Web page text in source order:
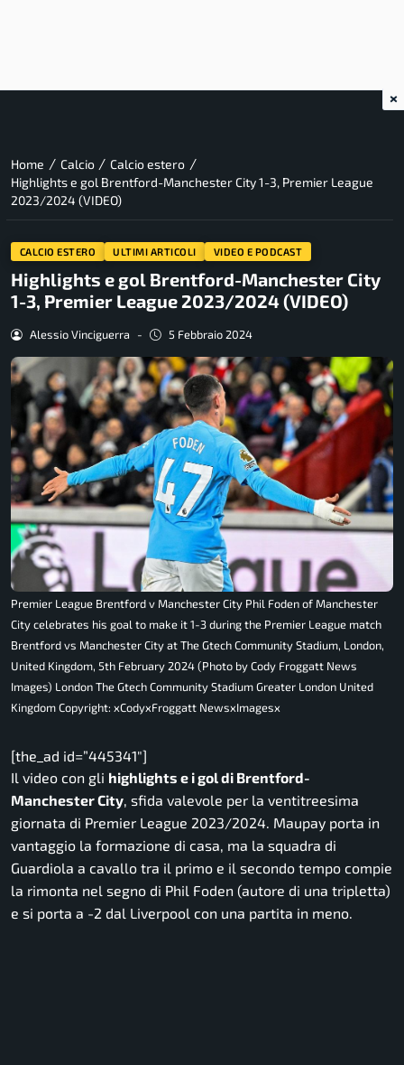
Home / Calcio / Calcio estero /
Highlights e gol Brentford-Manchester City 1-3, Premier League
2023/2024 (VIDEO)
CALCIO ESTERO ULTIMI ARTICOLI VIDEO E PODCAST
Highlights e gol Brentford-Manchester City
1-3, Premier League 2023/2024 (VIDEO)
Alessio Vinciguerra - 5 Febbraio 2024
Premier League Brentford v Manchester City Phil Foden of Manchester
City celebrates his goal to make it 1-3 during the Premier League match
Brentford vs Manchester City at The Gtech Community Stadium, London,
United Kingdom, 5th February 2024 (Photo by Cody Froggatt News
Images) London The Gtech Community Stadium Greater London United
Kingdom Copyright: xCodyxFroggatt NewsxImagesx
[the_ad id=”445341″]
Il video con gli highlights e i gol di Brentford-
Manchester City, sfida valevole per la ventitreesima
giornata di Premier League 2023/2024. Maupay porta in
vantaggio la formazione di casa, ma la squadra di
Guardiola a cavallo tra il primo e il secondo tempo compie
la rimonta nel segno di Phil Foden (autore di una tripletta)
e si porta a -2 dal Liverpool con una partita in meno.
×